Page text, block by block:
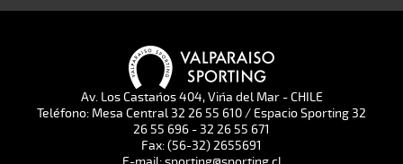
Av. Los Castaños 404, Viña del Mar - CHILE
Teléfono: Mesa Central 32 26 55 610 / Espacio Sporting 32
26 55 696 - 32 26 55 671
Fax: (56-32) 2655691